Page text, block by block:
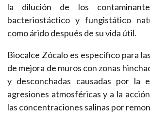
la dilución de los
bacteriostáctico y fungistático
como árido después de su vida útil.
Biocalce Zócalo es específico para
de mejora de muros con zonas
y desconchadas causadas por la
agresiones atmosféricas y a la
las concentraciones salinas por